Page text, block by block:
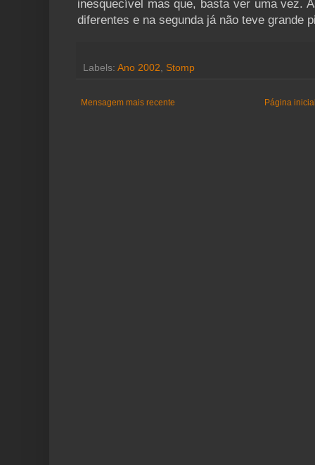
inesquecível mas que, basta ver uma vez.
diferentes e na segunda já não teve grande
Labels: Ano 2002, Stomp
Mensagem mais recente Página